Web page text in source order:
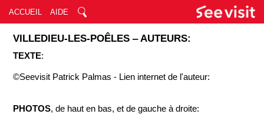
ACCUEIL AIDE
VILLEDIEU-LES-POÊLES ‒ AUTEURS:
TEXTE:
©Seevisit Patrick Palmas - Lien internet de l'auteur:
PHOTOS, de haut en bas, et de gauche à droite: